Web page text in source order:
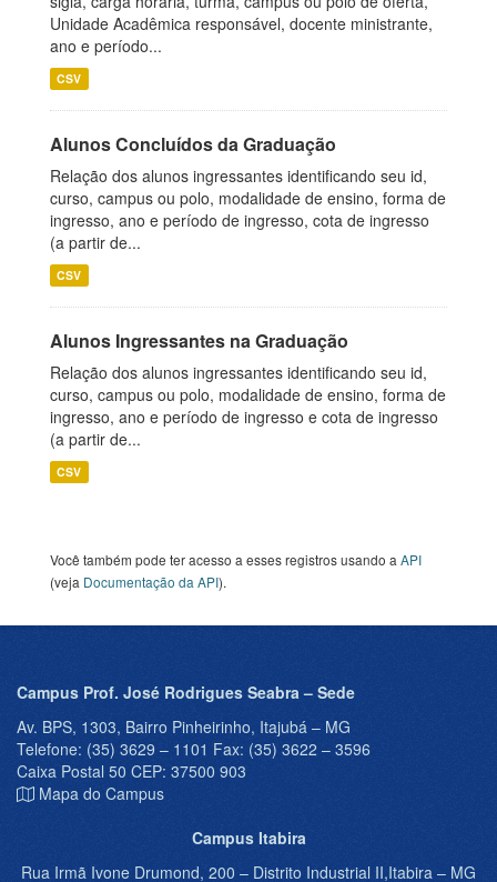
Unidade Acadêmica responsável, docente ministrante,
ano e período...
CSV
Alunos Concluídos da Graduação
Relação dos alunos ingressantes identificando seu id,
curso, campus ou polo, modalidade de ensino, forma de
ingresso, ano e período de ingresso, cota de ingresso
(a partir de...
CSV
Alunos Ingressantes na Graduação
Relação dos alunos ingressantes identificando seu id,
curso, campus ou polo, modalidade de ensino, forma de
ingresso, ano e período de ingresso e cota de ingresso
(a partir de...
CSV
Você também pode ter acesso a esses registros usando a API
(veja Documentação da API).
Campus Prof. José Rodrigues Seabra – Sede
Av. BPS, 1303, Bairro Pinheirinho, Itajubá – MG
Telefone: (35) 3629 – 1101 Fax: (35) 3622 – 3596
Caixa Postal 50 CEP: 37500 903
Mapa do Campus
Campus Itabira
Rua Irmã Ivone Drumond, 200 – Distrito Industrial II,Itabira – MG